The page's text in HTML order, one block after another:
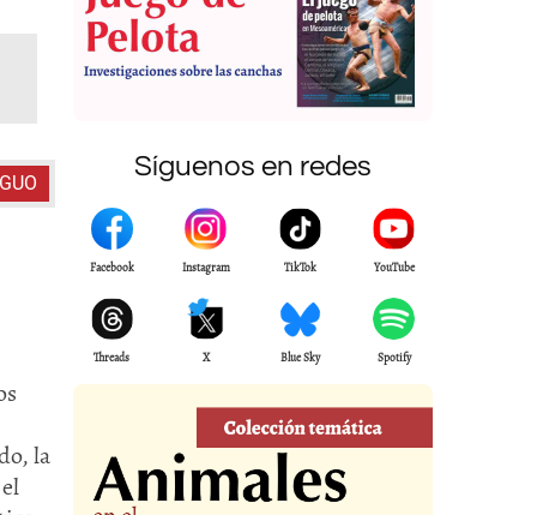
la
Síguenos en redes
Facebook Instagram TikTok YouTube
Threads X Blue Sky Spotify